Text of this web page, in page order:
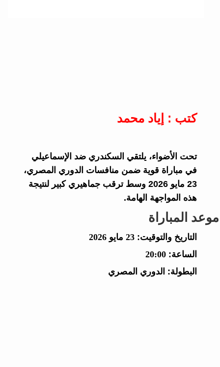
كتب : إياد محمد
تحت الأضواء، يلتقي السكندري ضد الإسماعيلي
في مباراة قوية ضمن منافسات الدوري المصري،
23 مايو 2026 وسط ترقب جماهيري كبير لنتيجة
هذه المواجهة الهامة.
موعد المباراة
التاريخ والتوقيت: 23 مايو 2026
الساعة: 20:00
البطولة: الدوري المصري